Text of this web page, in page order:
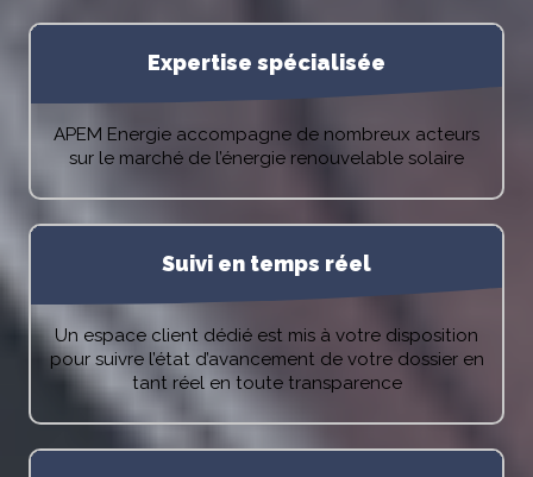
Expertise spécialisée
APEM Energie accompagne de nombreux acteurs
sur le marché de l’énergie renouvelable solaire
Suivi en temps réel
Un espace client dédié est mis à votre disposition
pour suivre l’état d’avancement de votre dossier en
tant réel en toute transparence